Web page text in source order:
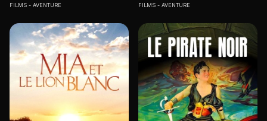
FILMS AVENTURE FILMS AVENTURE